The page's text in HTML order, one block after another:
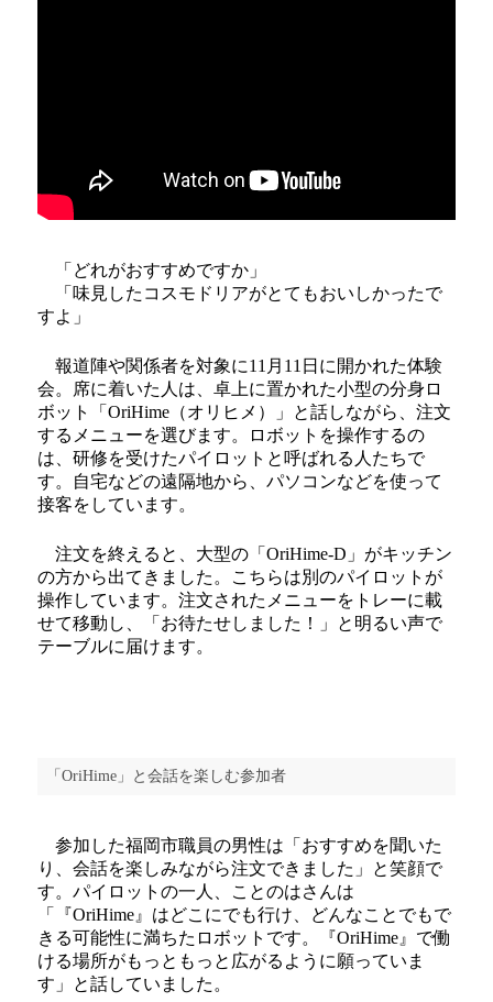
「どれがおすすめですか」
「味見したコスモドリアがとてもおいしかったで
すよ」
報道陣や関係者を対象に11月11日に開かれた体験
会。席に着いた人は、卓上に置かれた小型の分身ロ
ボット「OriHime（オリヒメ）」と話しながら、注文
するメニューを選びます。ロボットを操作するの
は、研修を受けたパイロットと呼ばれる人たちで
す。自宅などの遠隔地から、パソコンなどを使って
接客をしています。
注文を終えると、大型の「OriHime-D」がキッチン
の方から出てきました。こちらは別のパイロットが
操作しています。注文されたメニューをトレーに載
せて移動し、「お待たせしました！」と明るい声で
テーブルに届けます。
「OriHime」と会話を楽しむ参加者
参加した福岡市職員の男性は「おすすめを聞いた
り、会話を楽しみながら注文できました」と笑顔で
す。パイロットの一人、ことのはさんは
「『OriHime』はどこにでも行け、どんなことでもで
きる可能性に満ちたロボットです。『OriHime』で働
ける場所がもっともっと広がるように願っていま
す」と話していました。